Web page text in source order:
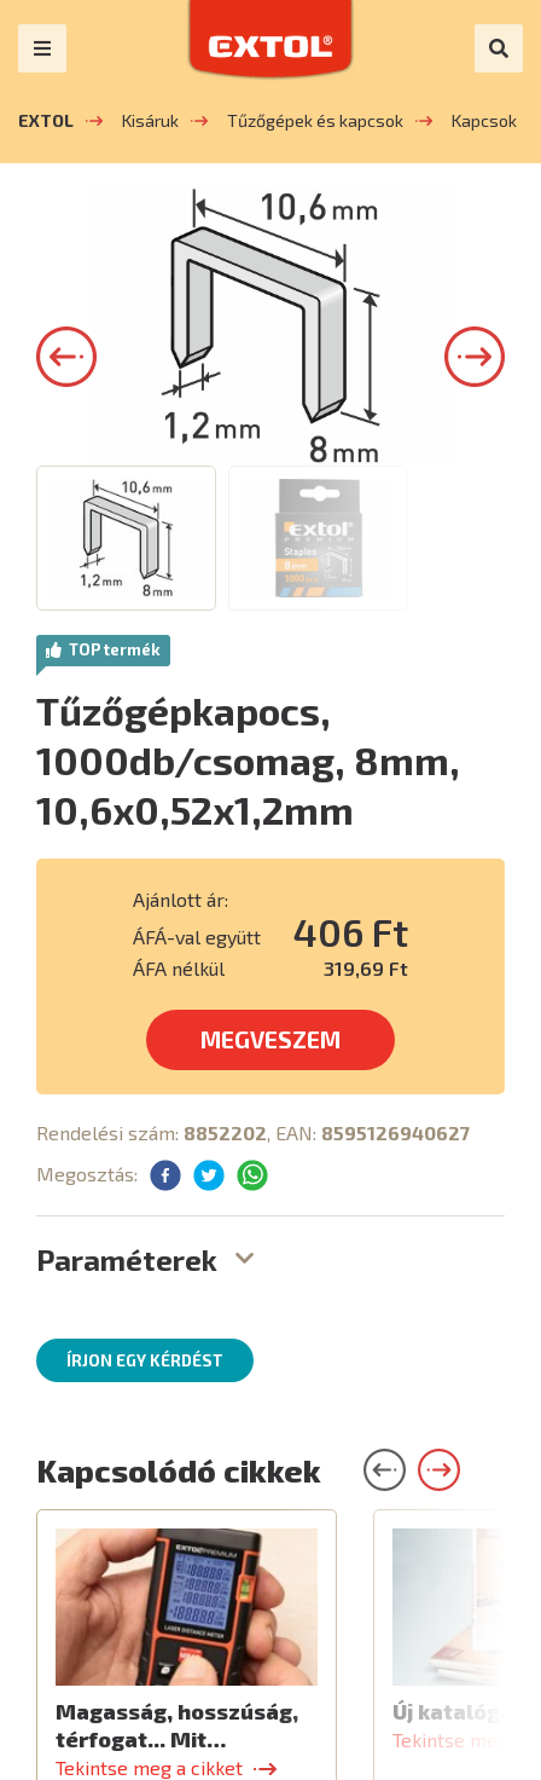
EXTOL Kisáruk Tűzőgépek és kapcsok Kapcsok
TOP termék
Tűzőgépkapocs,
1000db/csomag, 8mm,
10,6x0,52x1,2mm
Ajánlott ár:
ÁFÁ-val együtt
406 Ft
ÁFA nélkül 319,69 Ft
MEGVESZEM
Rendelési szám: 8852202 , EAN: 8595126940627
Megosztás:
Paraméterek
ÍRJON EGY KÉRDÉST
Kapcsolódó cikkek
Magasság, hosszúság,
térfogat... Mit…
Tekintse meg a cikket
Új katalógus
Tekintse meg a